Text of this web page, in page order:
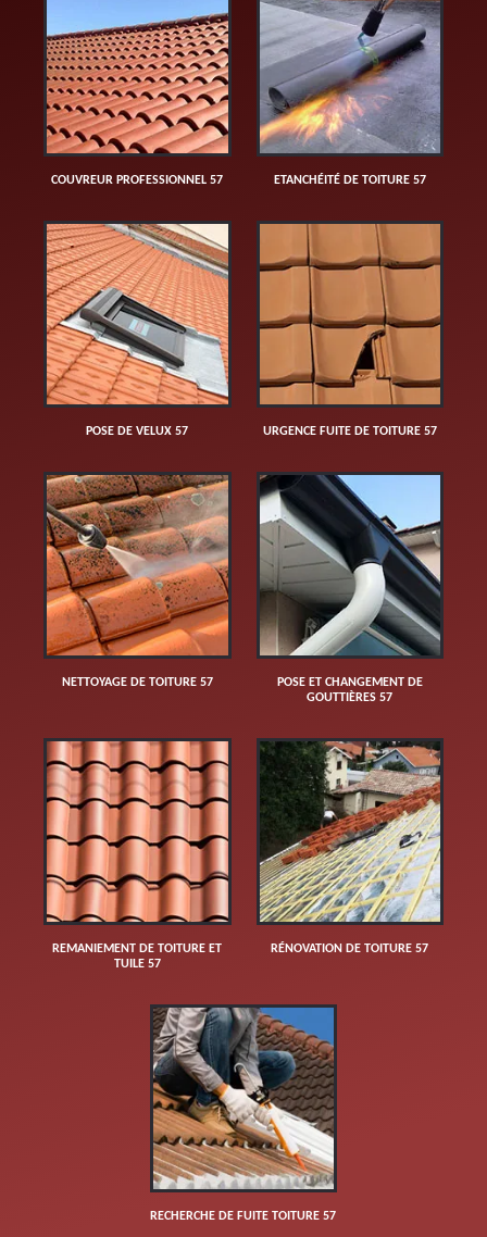
COUVREUR PROFESSIONNEL 57 ETANCHÉITÉ DE TOITURE 57
POSE DE VELUX 57 URGENCE FUITE DE TOITURE 57
NETTOYAGE DE TOITURE 57
POSE ET CHANGEMENT DE
GOUTTIÈRES 57
REMANIEMENT DE TOITURE ET
TUILE 57
RÉNOVATION DE TOITURE 57
RECHERCHE DE FUITE TOITURE 57